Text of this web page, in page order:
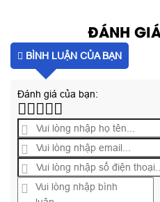
ĐÁNH
BÌNH LUẬN CỦA BẠN
Đánh giá của bạn: